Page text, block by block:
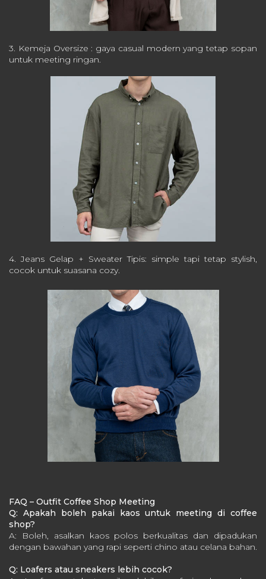
3. Kemeja Oversize : gaya casual modern yang tetap sopan
untuk meeting ringan.
4. Jeans Gelap + Sweater Tipis: simple tapi tetap stylish,
cocok untuk suasana cozy.
FAQ – Outfit Coffee Shop Meeting
Q: Apakah boleh pakai kaos untuk meeting di coffee
shop?
A: Boleh, asalkan kaos polos berkualitas dan dipadukan
dengan bawahan yang rapi seperti chino atau celana bahan.
Q: Loafers atau sneakers lebih cocok?